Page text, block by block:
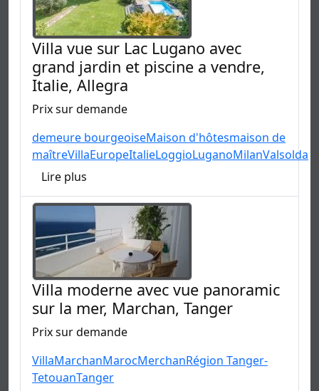
Villa vue sur Lac Lugano avec
grand jardin et piscine a vendre,
Italie, Allegra
Prix sur demande
demeure bourgeoiseMaison d'hôtesmaison de
maîtreVillaEuropeItalieLoggioLuganoMilanValsolda
Lire plus
Villa moderne avec vue panoramic
sur la mer, Marchan, Tanger
Prix sur demande
VillaMarchanMarocMerchanRégion Tanger-
TetouanTanger